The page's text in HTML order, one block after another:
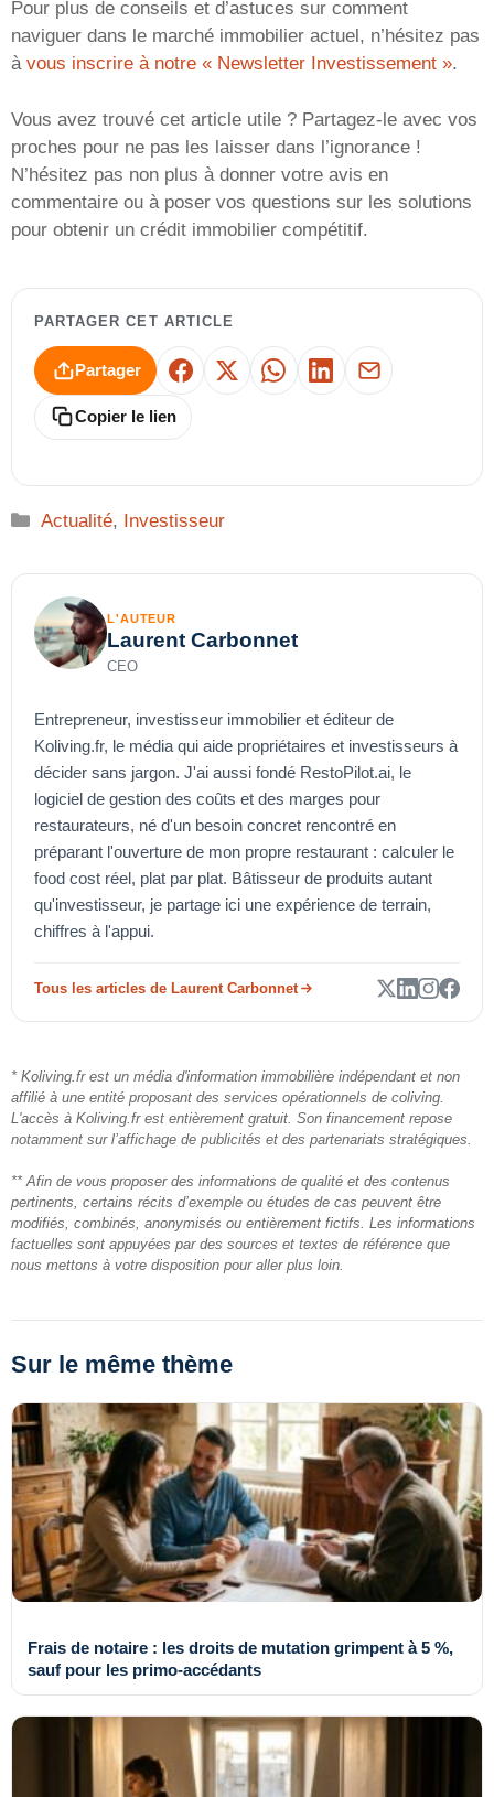
Pour plus de conseils et d’astuces sur comment
naviguer dans le marché immobilier actuel, n’hésitez pas
à vous inscrire à notre « Newsletter Investissement ».
Vous avez trouvé cet article utile ? Partagez-le avec vos
proches pour ne pas les laisser dans l’ignorance !
N’hésitez pas non plus à donner votre avis en
commentaire ou à poser vos questions sur les solutions
pour obtenir un crédit immobilier compétitif.
PARTAGER CET ARTICLE
Partager Facebook
X WhatsAppLinkedInE-mail
Copier le lien
Catégories
Actualité, Investisseur
L'AUTEUR
Laurent Carbonnet
CEO
Entrepreneur, investisseur immobilier et éditeur de
Koliving.fr, le média qui aide propriétaires et investisseurs à
décider sans jargon. J'ai aussi fondé RestoPilot.ai, le
logiciel de gestion des coûts et des marges pour
restaurateurs, né d'un besoin concret rencontré en
préparant l'ouverture de mon propre restaurant : calculer le
food cost réel, plat par plat. Bâtisseur de produits autant
qu'investisseur, je partage ici une expérience de terrain,
chiffres à l'appui.
Tous les articles de Laurent Carbonnet
* Koliving.fr est un média d'information immobilière indépendant et non
affilié à une entité proposant des services opérationnels de coliving.
L'accès à Koliving.fr est entièrement gratuit. Son financement repose
notamment sur l’affichage de publicités et des partenariats stratégiques.
** Afin de vous proposer des informations de qualité et des contenus
pertinents, certains récits d’exemple ou études de cas peuvent être
modifiés, combinés, anonymisés ou entièrement fictifs. Les informations
factuelles sont appuyées par des sources et textes de référence que
nous mettons à votre disposition pour aller plus loin.
Sur le même thème
Frais de notaire : les droits de mutation grimpent à 5 %,
sauf pour les primo-accédants